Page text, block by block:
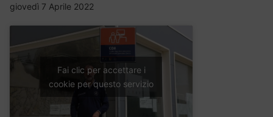
giovedì 7 Aprile 2022
Fai clic per accettare i
cookie per questo servizio